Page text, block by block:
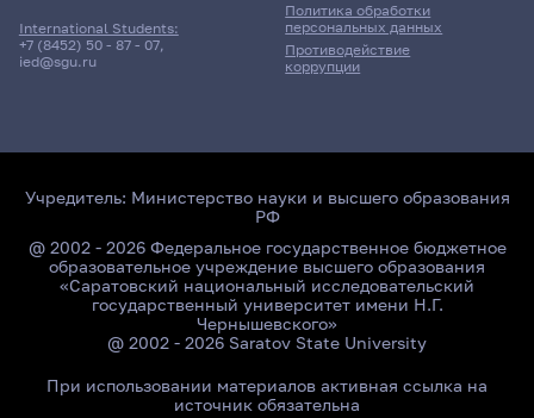
International Students:
+7 (8452) 50 - 87 - 07,
ied@sgu.ru
Политика обработки
персональных данных
Противодействие
коррупции
Учредитель: Министерство науки и высшего образования
РФ
@ 2002 - 2026 Федеральное государственное бюджетное
образовательное учреждение высшего образования
«Саратовский национальный исследовательский
государственный университет имени Н.Г.
Чернышевского»
@ 2002 - 2026 Saratov State University
При использовании материалов активная ссылка на
источник обязательна